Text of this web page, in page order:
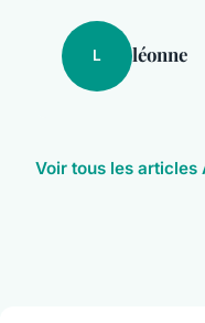
L léonne
Voir tous les articles